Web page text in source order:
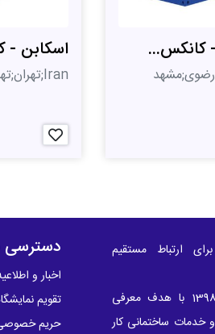
کانکس... اسکابن -
Iran;تهران;تهران
ارتباط مستقیم
ساختمانیکا در سال 1398 با هدف معرفی
خدمات ساختمانی کار
دسترسی
اخبار و
تقویم
حریم